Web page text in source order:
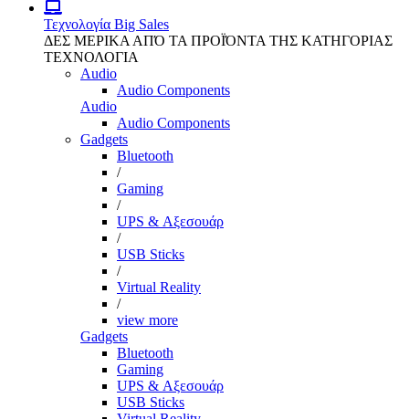
Τεχνολογία Big Sales
ΔΕΣ ΜΕΡΙΚΑ ΑΠΌ ΤΑ ΠΡΟΪΌΝΤΑ ΤΗΣ ΚΑΤΗΓΟΡΙΑΣ
ΤΕΧΝΟΛΟΓΙΑ
Audio
Audio Components
Audio
Audio Components
Gadgets
Bluetooth
/
Gaming
/
UPS & Αξεσουάρ
/
USB Sticks
/
Virtual Reality
/
view more
Gadgets
Bluetooth
Gaming
UPS & Αξεσουάρ
USB Sticks